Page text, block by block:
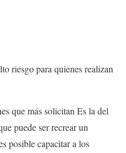
riesgo para quienes realizan
que más solicitan Es la del
puede ser recrear un
posible capacitar a los